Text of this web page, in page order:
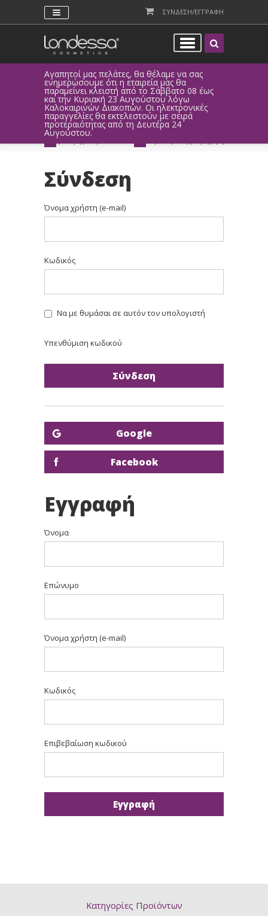
ΣΥΝΔΕΣΗ/ΕΓΓΡΑΦΗ
Αγαπητοί μας πελάτες, θα θέλαμε να σας
ενημερώσουμε ότι η εταιρεία μας θα
παραμείνει κλειστή από το Σάββατο 08 έως
και την Κυριακή 23 Αυγούστου λόγω
Καλοκαιρινών Διακοπών. Οι ηλεκτρονικές
παραγγελίες θα εκτελεστούν με σειρά
προτεραιότητας από τη Δευτέρα 24
Αυγούστου.
ΑΜΕΣΗ ΣΥΝΔΕΣΗ
Facebook, Gmail
ή ως επισκέπτης
ΕΥΚΟΛΕΣ ΑΓΟΡΕΣ
με ευέλικτους τρόπους
πληρωμής
ΔΩΡΕΑΝ ΠΑΡΑΔΟΣΗ
Σύνδεση
Όνομα χρήστη (e-mail)
Κωδικός
Να με θυμάσαι σε αυτόν τον υπολογιστή
Υπενθύμιση κωδικού
Google
Facebook
Εγγραφή
Όνομα
Επώνυμο
Όνομα χρήστη (e-mail)
Κωδικός
Επιβεβαίωση κωδικού
Κατηγορίες Προϊόντων